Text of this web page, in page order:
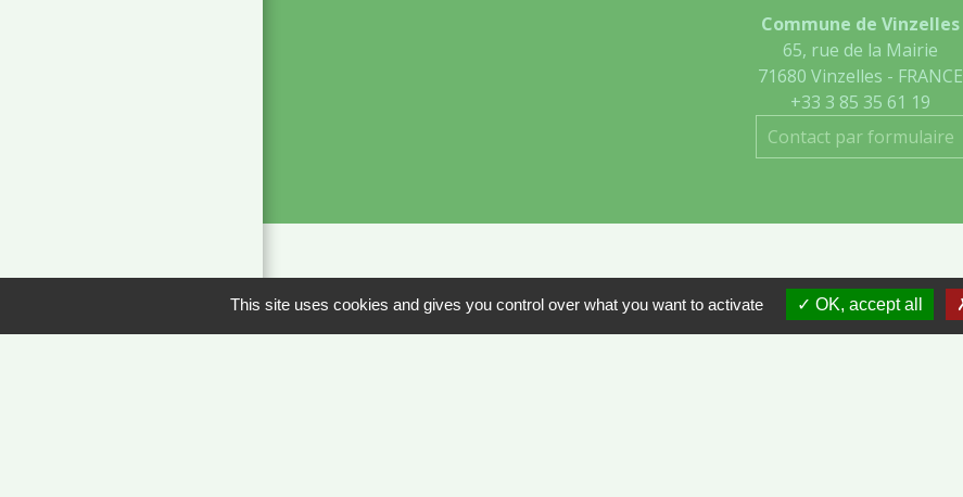
Commune de Vinzelles
65, rue de la Mairie
71680 Vinzelles - FRANCE
+33 3 85 35 61 19
Contact par formulaire
Liens
This site uses cookies and gives you control over what you want to activate OK, accept all